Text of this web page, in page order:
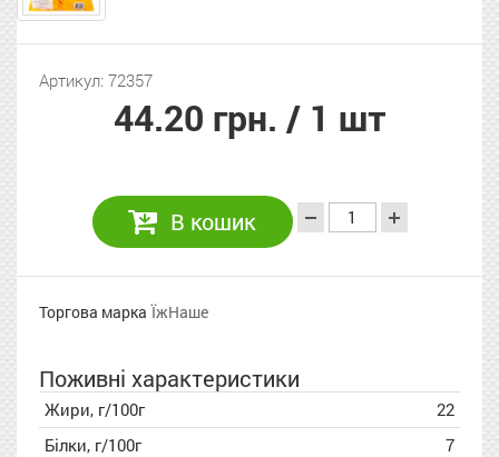
Артикул: 72357
44.20 грн. / 1 шт
В кошик
Торгова марка ЇжНаше
Поживні характеристики
Жири, г/100г
22
Білки, г/100г
7